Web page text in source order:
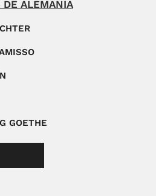
DE ALEMANIA
GOETHE